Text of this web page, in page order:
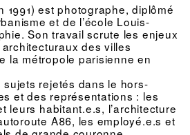
1991) est photographe, diplômé
et de l’école Louis-
Son travail scrute les enjeux
des villes
la métropole parisienne en
sujets rejetés dans le hors-
et des représentations : les
leurs habitant.e.s, l’architecture
A86, les employé.e.s et